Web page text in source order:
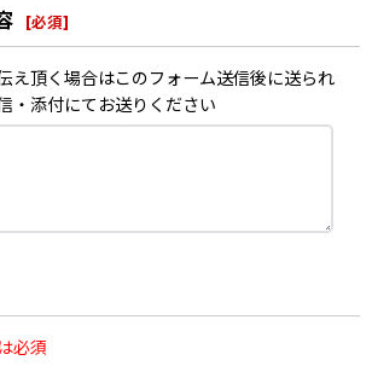
[必須]
え頂く場合はこのフォーム送信後に送られ
・添付にてお送りください
必須